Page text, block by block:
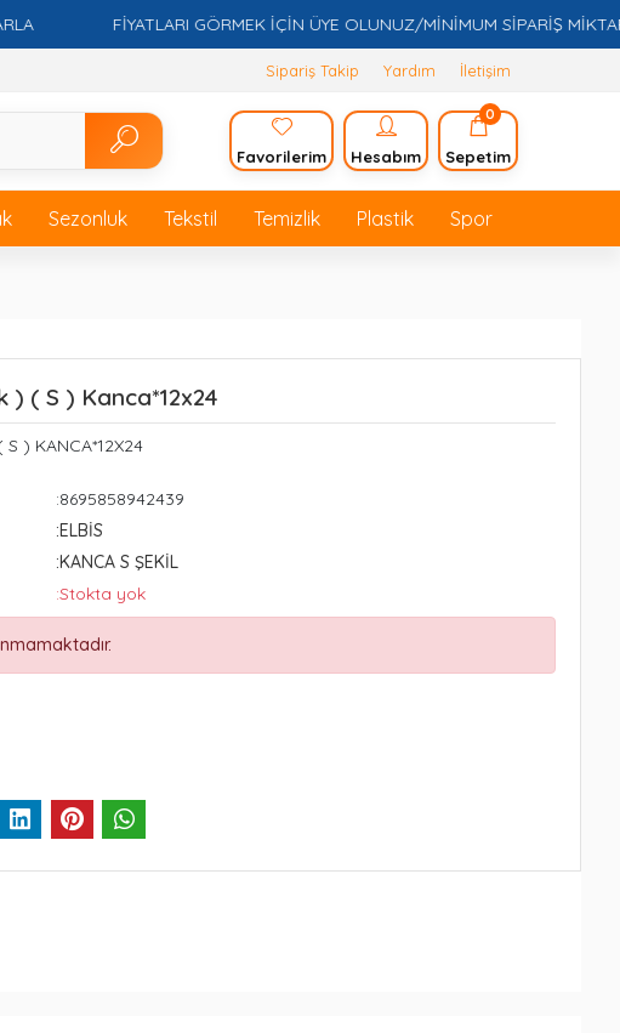
FİYATLARI GÖRMEK İÇİN ÜYE OLUNUZ/MİNİMUM SİPARİŞ MİKTARI
Sipariş Takip Yardım İletişim
Favorilerim Hesabım
0
Sepetim
Sezonluk Tekstil Temizlik Plastik Spor
) ( S ) Kanca*12x24
S ) KANCA*12X24
:8695858942439
:ELBİS
:KANCA S ŞEKİL
:Stokta yok